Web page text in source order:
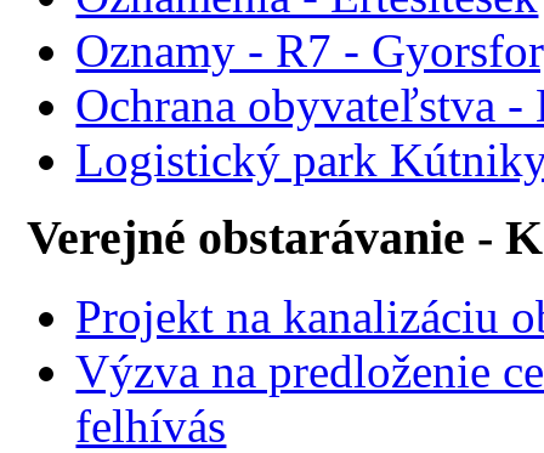
Oznamy - R7 -
Ochrana obyvateľstva -
Logistický park
Verejné obstarávanie -
Projekt na kanalizáciu
Výzva na predloženie
felhívás